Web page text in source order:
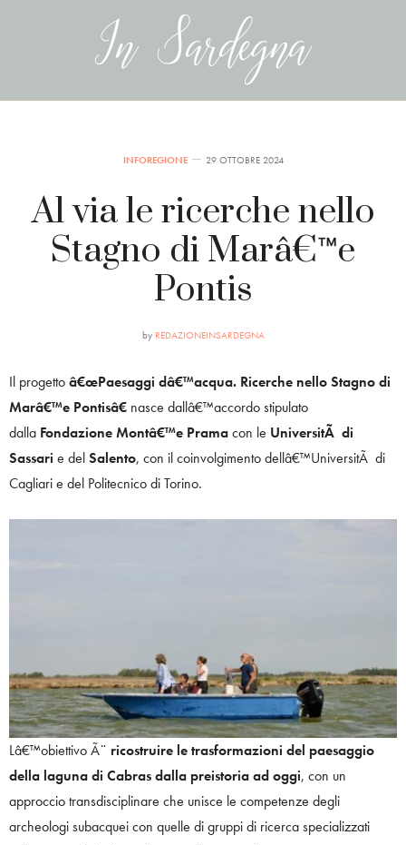
INFOREGIONE 29 OTTOBRE 2024
Al via le ricerche nello
Stagno di Marâ€™e
Pontis
by REDAZIONEINSARDEGNA
Il progettoâ€œPaesaggi dâ€™acqua. Ricerche nello Stagno di
Marâ€™e Pontisâ€ nasce dallâ€™accordo stipulato
dalla Fondazione Montâ€™e Pramacon le UniversitÃ di
Sassari e delSalento, con il coinvolgimento dellâ€™UniversitÃ di
Cagliari e del Politecnico di Torino.
Lâ€™obiettivo Ã¨ ricostruire le trasformazioni del paesaggio
della laguna di Cabras dalla preistoria ad oggi, con un
approccio transdisciplinare che unisce le competenze degli
archeologi subacquei con quelle di gruppi di ricerca specializzati